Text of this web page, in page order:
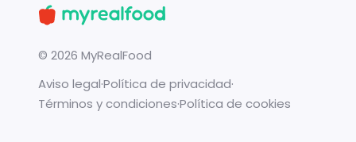
© 2026 MyRealFood
Aviso legal·Política de privacidad·
Términos y condiciones·Política de cookies